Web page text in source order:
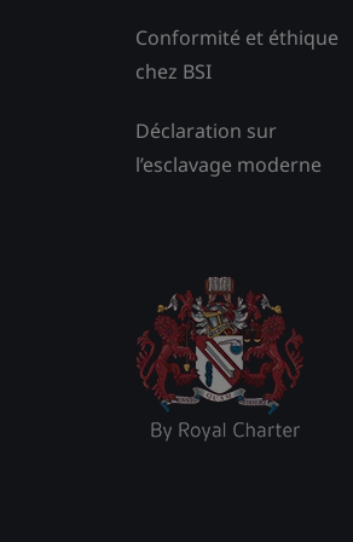
Conformité et éthique
chez BSI
Déclaration sur
l’esclavage moderne